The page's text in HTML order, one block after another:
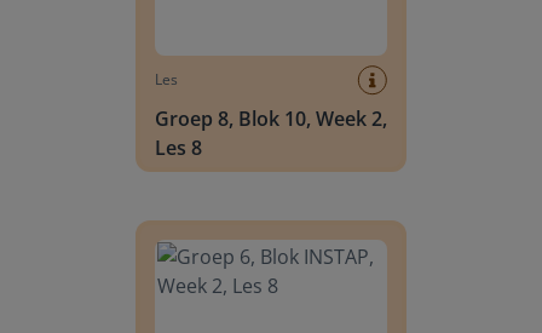
Les
Groep 8, Blok 10, Week 2,
Les 8